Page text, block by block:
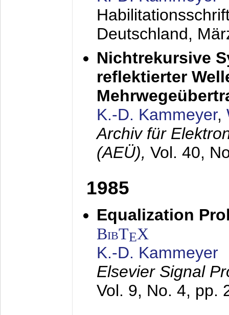
Deutschland,
Nichtrekursive
reflektierter
K.-D. Kammeyer,
Archiv für
(AEÜ), Vol. 40,
1985
Equalization
BibTEX
K.-D. Kammeyer
Elsevier Signal
Vol. 9, No. 4, pp.